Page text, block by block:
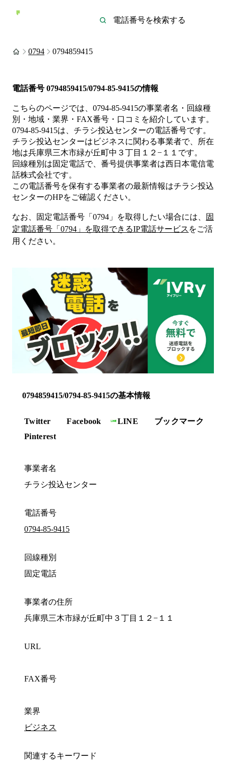
0794 0794859415
電話番号 0794859415/0794-85-9415の情報
こちらのページでは、 0794-85-9415の事業者名・回線種
別・地域・業界・FAX番号・口コミを紹介しています。
0794-85-9415は、 チラシ投込センターの電話番号です。
チラシ投込センターは ビジネスに関わる事業者で、所在
地は兵庫県三木市緑が丘町中３丁目１２−１１ です。
回線種別は固定電話で、番号提供事業者は西日本電信電
話株式会社です。
この電話番号を保有する事業者の最新情報はチラシ投込
センターのHPをご確認ください。
なお、固定電話番号「 0794 」を取得したい場合には、
固
定電話番号「 0794 」を取得できるIP電話サービス をご活
用ください。
0794859415/0794-85-9415の基本情報
Twitter Facebook LINE
ブックマーク
Pinterest
事業者名
チラシ投込センター
電話番号
0794-85-9415
回線種別
固定電話
事業者の住所
兵庫県三木市緑が丘町中３丁目１２−１１
URL
FAX番号
業界
ビジネス
関連するキーワード